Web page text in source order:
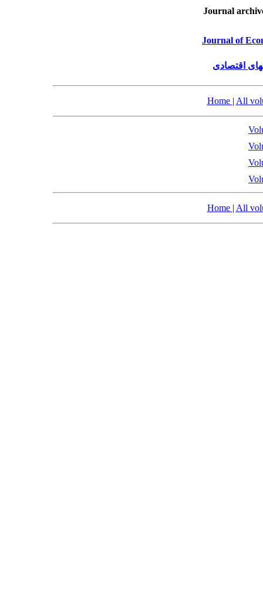
Journal
Journal of
اقتصادی
Home | All
Home | All